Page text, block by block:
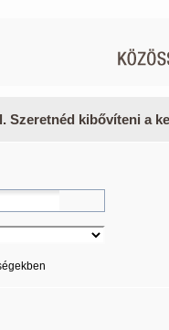
Szeretnéd kibővíteni a